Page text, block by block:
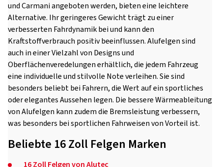
und Carmani angeboten werden, bieten eine leichtere
Alternative. Ihr geringeres Gewicht trägt zu einer
verbesserten Fahrdynamik bei und kann den
Kraftstoffverbrauch positiv beeinflussen. Alufelgen sind
auch in einer Vielzahl von Designs und
Oberflächenveredelungen erhältlich, die jedem Fahrzeug
eine individuelle und stilvolle Note verleihen. Sie sind
besonders beliebt bei Fahrern, die Wert auf ein sportliches
oder elegantes Aussehen legen. Die bessere Wärmeableitung
von Alufelgen kann zudem die Bremsleistung verbessern,
was besonders bei sportlichen Fahrweisen von Vorteil ist.
Beliebte 16 Zoll Felgen Marken
16 Zoll Felgen von Alutec